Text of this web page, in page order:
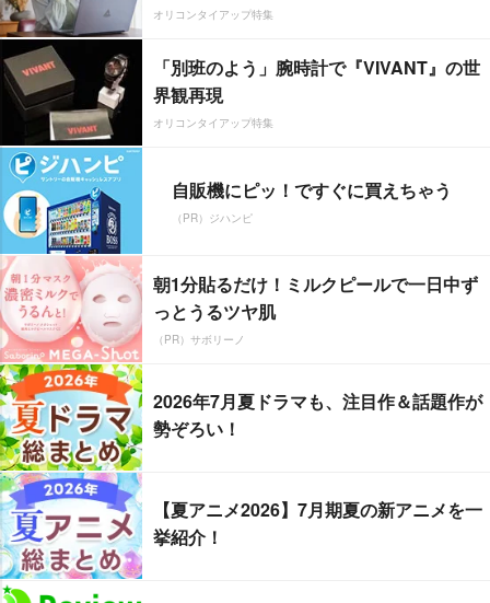
オリコンタイアップ特集
「別班のよう」腕時計で『VIVANT』の世
界観再現
オリコンタイアップ特集
自販機にピッ！ですぐに買えちゃう
（PR）ジハンピ
朝1分貼るだけ！ミルクピールで一日中ず
っとうるツヤ肌
（PR）サボリーノ
2026年7月夏ドラマも、注目作＆話題作が
勢ぞろい！
【夏アニメ2026】7月期夏の新アニメを一
挙紹介！